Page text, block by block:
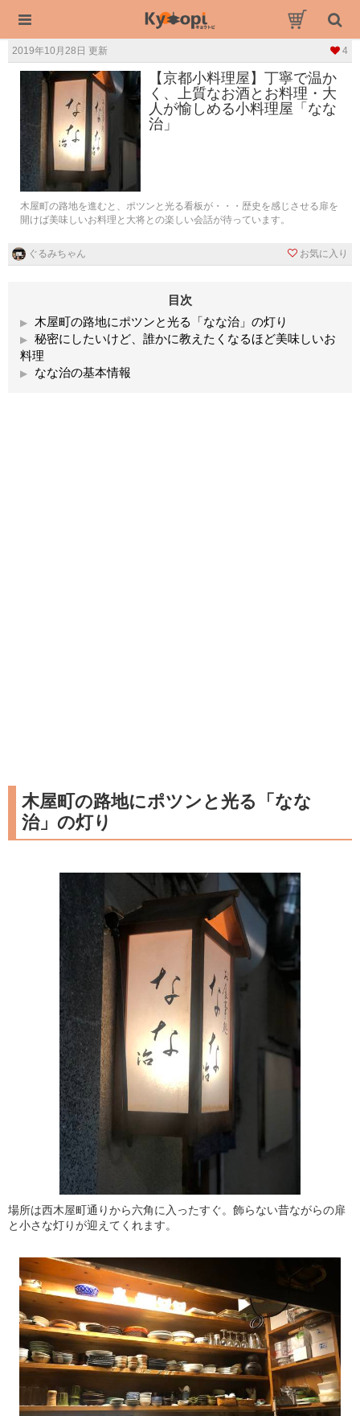
2019年10月28日 更新 4
【京都小料理屋】丁寧で温か
く、上質なお酒とお料理・大
人が愉しめる小料理屋「なな
治」
木屋町の路地を進むと、ポツンと光る看板が・・・歴史を感じさせる扉を
開けば美味しいお料理と大将との楽しい会話が待っています。
ぐるみちゃん お気に入り
目次
木屋町の路地にポツンと光る「なな治」の灯り
秘密にしたいけど、誰かに教えたくなるほど美味しいお
料理
なな治の基本情報
木屋町の路地にポツンと光る「なな
治」の灯り
場所は西木屋町通りから六角に入ったすぐ。飾らない昔ながらの扉
と小さな灯りが迎えてくれます。